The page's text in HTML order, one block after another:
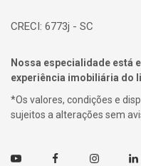
CRECI: 6773j - SC
Nossa especialidade está
experiência imobiliária do
*Os valores, condições e
sujeitos a alterações sem
Youtube FacebookInstagram